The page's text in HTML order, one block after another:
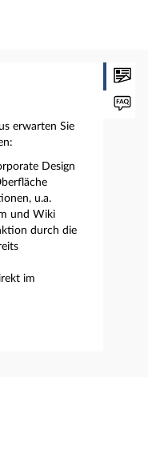
erwarten Sie
Design
u.a.
und Wiki
durch die
im